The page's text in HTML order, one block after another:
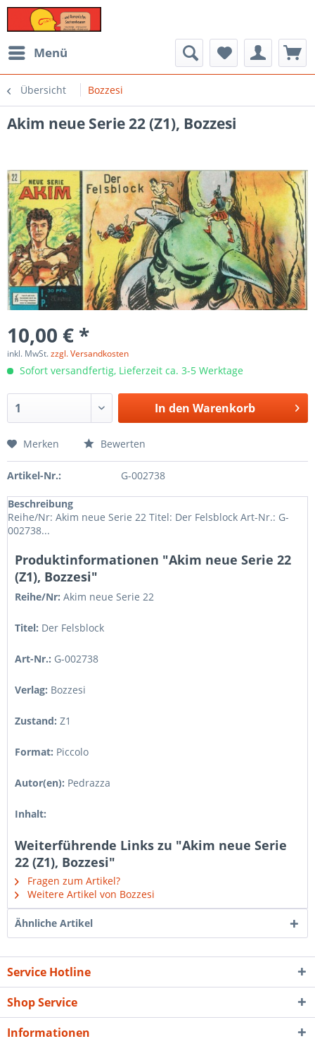
Menü
Übersicht Bozzesi
Akim neue Serie 22 (Z1), Bozzesi
10,00 € *
inkl. MwSt.zzgl. Versandkosten
Sofort versandfertig, Lieferzeit ca. 3-5 Werktage
In den Warenkorb
Merken Bewerten
Artikel-Nr.: G-002738
Beschreibung
Reihe/Nr: Akim neue Serie 22 Titel: Der Felsblock Art-Nr.: G-
002738...
Produktinformationen "Akim neue Serie 22
(Z1), Bozzesi"
Reihe/Nr: Akim neue Serie 22
Titel: Der Felsblock
Art-Nr.: G-002738
Verlag: Bozzesi
Zustand: Z1
Format: Piccolo
Autor(en): Pedrazza
Inhalt:
Weiterführende Links zu "Akim neue Serie
22 (Z1), Bozzesi"
Fragen zum Artikel?
Weitere Artikel von Bozzesi
Ähnliche Artikel
Service Hotline
Shop Service
Informationen